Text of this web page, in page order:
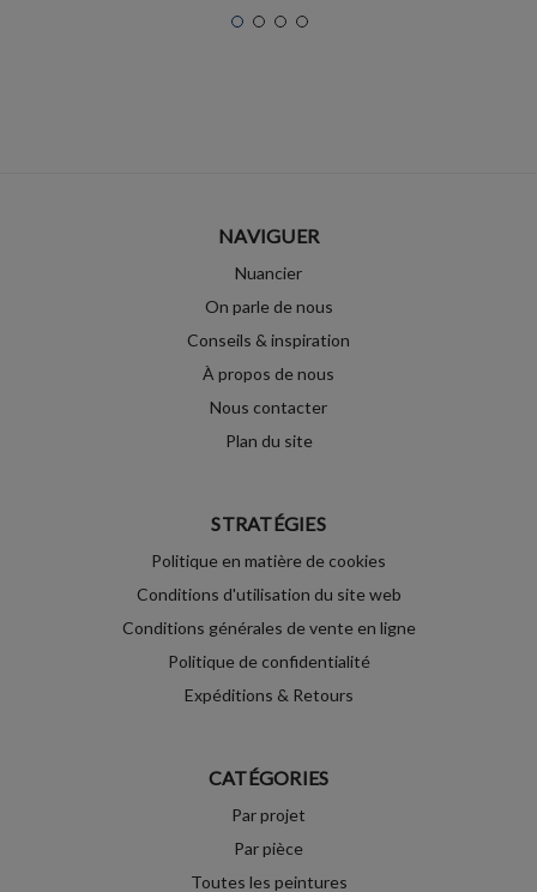
NAVIGUER
Nuancier
On parle de nous
Conseils & inspiration
À propos de nous
Nous contacter
Plan du site
STRATÉGIES
Politique en matière de cookies
Conditions d'utilisation du site web
Conditions générales de vente en ligne
Politique de confidentialité
Expéditions & Retours
CATÉGORIES
Par projet
Par pièce
Toutes les peintures